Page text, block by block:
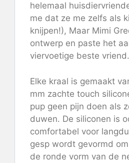
helemaal
me dat ze me zelfs als
knijpen!), Maar Mimi
ontwerp en paste het
viervoetige beste vriend.
Elke kraal is gemaakt
mm zachte touch
pup geen pijn doen als
duwen. De siliconen is
comfortabel voor
gesp wordt gevormd
de ronde vorm van de